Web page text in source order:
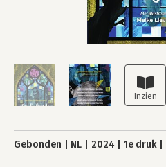
Gebonden NL 2024 1e druk